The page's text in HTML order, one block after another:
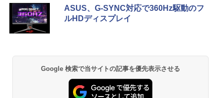
￥10,120
ータブルモニター IPS液晶パネル 非光沢
画面 薄型 軽量 マグネット保護カバー付
き USB Type-C ミニHDMI
￥594
Anker Soundcore P40i オフホワイト
￥7,990
Anker Soundcore P31i ブラック
￥5,990
BRUCE WAYNE feat. Flo Milli, ATL Jacob
[Explicit]
BRUCE WAYNE feat. Flo Milli, ATL Jacob
￥250
【Amazon.co.jp限定】 い・ろ・は・す 2L P
ET ラベルレス ×8本
by Amazon 天然水 ラベルレス 500ml ×24本
ウォーター ペットボトル 静岡県産 500ミリリ
ットル (Smart Basic)
薬屋のひとりごと 17巻 (デジタル版ビッグガ
ンガンコミックス)
異世界居酒屋「のぶ」(22) (角川コミックス・
￥832
ASUS、G-SYNC対応で360Hz駆動のフ
ルHDディスプレイ
Google 検索で当サイトの記事を優先表示させる